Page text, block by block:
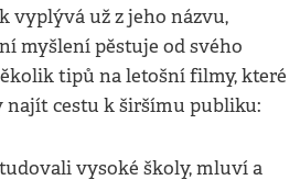
vyplývá už z jeho názvu,
myšlení pěstuje od svého
tipů na letošní filmy, které
najít cestu k širšímu publiku:
vysoké školy, mluví a